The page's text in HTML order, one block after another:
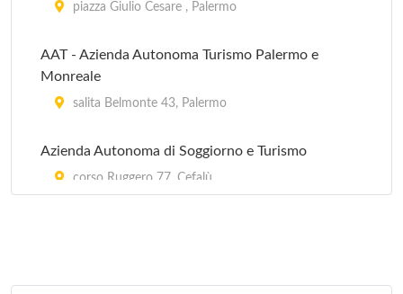
piazza Giulio Cesare , Palermo
AAT - Azienda Autonoma Turismo Palermo e
Monreale
salita Belmonte 43, Palermo
Azienda Autonoma di Soggiorno e Turismo
corso Ruggero 77, Cefalù